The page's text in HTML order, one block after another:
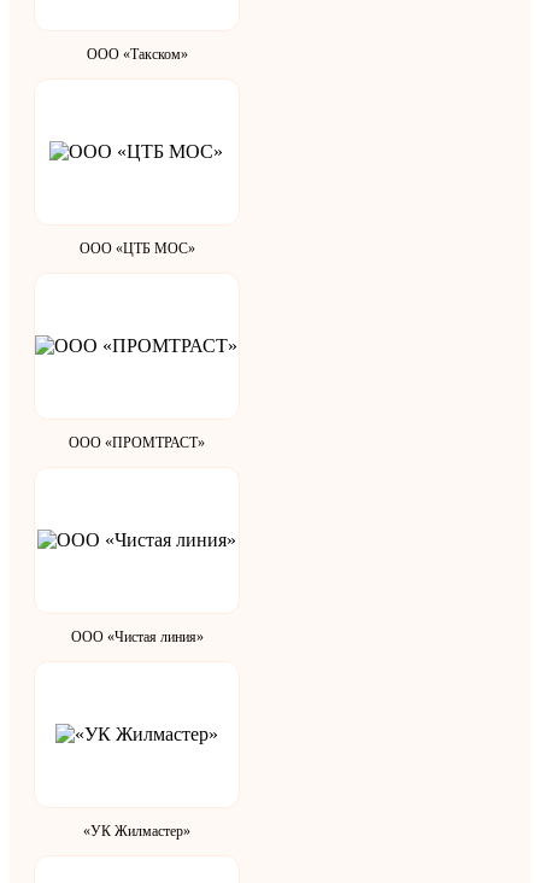
ООО «Такском»
ООО «ЦТБ МОС»
ООО «ПРОМТРАСТ»
ООО «Чистая линия»
«УК Жилмастер»